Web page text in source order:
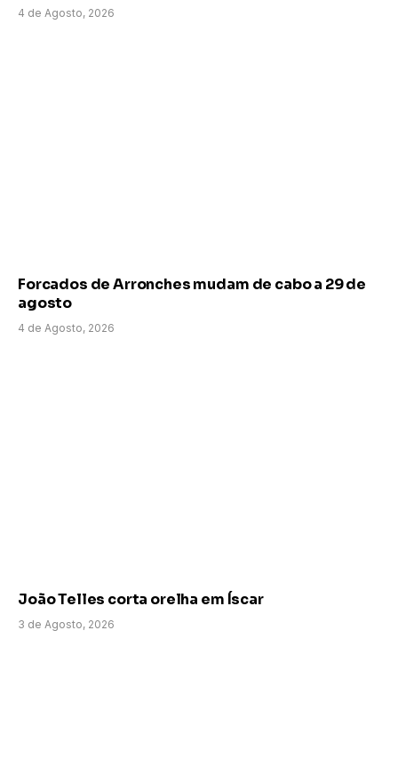
4 de Agosto, 2026
Forcados de Arronches mudam de cabo a 29 de
agosto
4 de Agosto, 2026
João Telles corta orelha em Íscar
3 de Agosto, 2026